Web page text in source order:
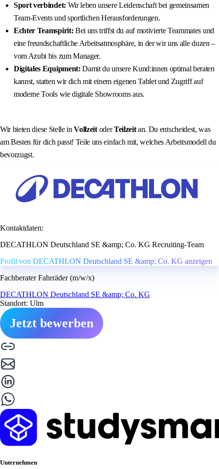
Sport verbindet: Wir leben unsere Leidenschaft bei gemeinsamen
Team-Events und sportlichen Herausforderungen.
Echter Teamspirit: Bei uns triffst du auf motivierte Teammates und
eine freundschaftliche Arbeitsatmosphäre, in der wir uns alle duzen –
vom Azubi bis zum Manager.
Digitales Equipment:Damit du unsere Kund:innen optimal beraten
kannst, statten wir dich mit einem eigenen Tablet und Zugriff auf
moderne Tools wie digitale Showrooms aus.
Wir bieten diese Stelle inVollzeitoderTeilzeitan. Du entscheidest, was
am Besten für dich passt! Teile uns einfach mit, welches Arbeitsmodell du
bevorzugst.
Kontaktdaten:
DECATHLON Deutschland SE &amp; Co. KG Recruiting-Team
Profil von DECATHLON Deutschland SE &amp; Co. KG anzeigen
Fachberater Fahrräder (m/w/x)
DECATHLON Deutschland SE &amp; Co. KG
Standort: Ulm
Jetzt bewerben
Unternehmen